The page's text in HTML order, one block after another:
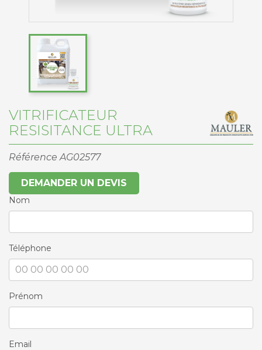
VITRIFICATEUR
RESISITANCE ULTRA
Référence AG02577
DEMANDER UN DEVIS
Nom
Téléphone
Prénom
Email